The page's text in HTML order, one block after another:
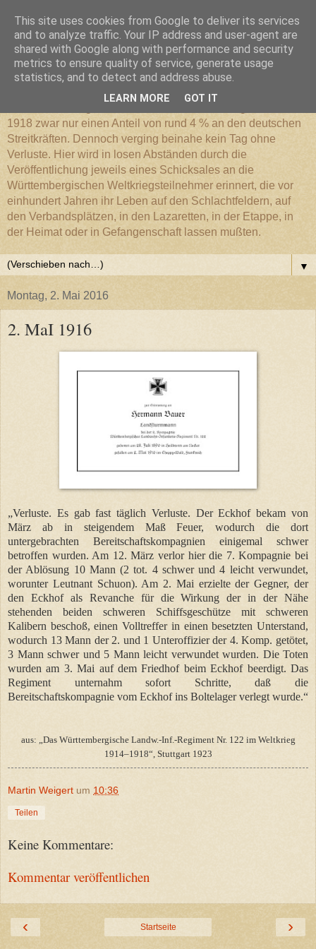
Württembergischer
Weltkriegs-Blog
1918 zwar nur einen Anteil von rund 4 % an den deutschen
Streitkräften. Dennoch verging beinahe kein Tag ohne
Verluste. Hier wird in losen Abständen durch die
Veröffentlichung jeweils eines Schicksales an die
Württembergischen Weltkriegsteilnehmer erinnert, die vor
einhundert Jahren ihr Leben auf den Schlachtfeldern, auf
den Verbandsplätzen, in den Lazaretten, in der Etappe, in
der Heimat oder in Gefangenschaft lassen mußten.
▼
Montag, 2. Mai 2016
2. MaI 1916
„Verluste. Es gab fast täglich Verluste. Der Eckhof bekam von
März ab in steigendem Maß Feuer, wodurch die dort
untergebrachten Bereitschaftskompagnien einigemal schwer
betroffen wurden. Am 12. März verlor hier die 7. Kompagnie bei
der Ablösung 10 Mann (2 tot. 4 schwer und 4 leicht verwundet,
worunter Leutnant Schuon). Am 2. Mai erzielte der Gegner, der
den Eckhof als Revanche für die Wirkung der in der Nähe
stehenden beiden schweren Schiffsgeschütze mit schweren
Kalibern beschoß, einen Volltreffer in einen besetzten Unterstand,
wodurch 13 Mann der 2. und 1 Unteroffizier der 4. Komp. getötet,
3 Mann schwer und 5 Mann leicht verwundet wurden. Die Toten
wurden am 3. Mai auf dem Friedhof beim Eckhof beerdigt. Das
Regiment unternahm sofort Schritte, daß die
Bereitschaftskompagnie vom Eckhof ins Boltelager verlegt wurde.“
aus: „Das Württembergische Landw.-Inf.-Regiment Nr. 122 im Weltkrieg
1914–1918“, Stuttgart 1923
Martin Weigert um 10:36
Teilen
Keine Kommentare:
Kommentar veröffentlichen
‹ ›
Startseite
This site uses cookies from Google to deliver its services
and to analyze traffic. Your IP address and user-agent are
shared with Google along with performance and security
metrics to ensure quality of service, generate usage
statistics, and to detect and address abuse.
LEARN MORE GOT IT